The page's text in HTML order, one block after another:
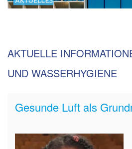
AKTUELLE
UND WASSERHYGIENE
Gesunde Luft als